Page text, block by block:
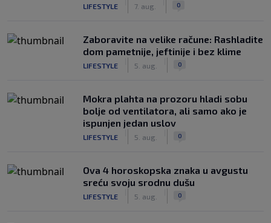
LIFESTYLE 7. aug. 0
Zaboravite na velike račune: Rashladite
dom pametnije, jeftinije i bez klime
LIFESTYLE 5. aug. 0
Mokra plahta na prozoru hladi sobu
bolje od ventilatora, ali samo ako je
ispunjen jedan uslov
LIFESTYLE 5. aug. 0
Ova 4 horoskopska znaka u avgustu
sreću svoju srodnu dušu
LIFESTYLE 5. aug. 0